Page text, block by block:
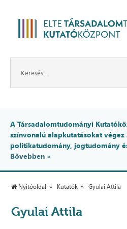
A Társadalomtudományi
színvonalú alapkutatásokat végez
politikatudomány, jogtudomány
Bővebben »
Nyitóoldal Kutatók Gyulai Attila
Gyulai Attila